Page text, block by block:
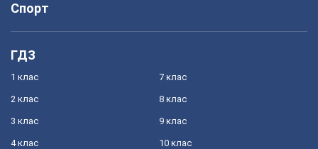
Спорт
ГДЗ
1 клас
2 клас
3 клас
4 клас
7 клас
8 клас
9 клас
10 клас